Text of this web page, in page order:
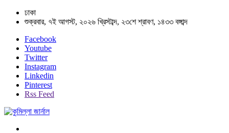
ঢাকা
শুক্রবার, ৭ই আগস্ট, ২০২৬ খ্রিস্টাব্দ, ২৩শে শ্রাবণ, ১৪৩৩ বঙ্গাব্দ
Facebook
Youtube
Twitter
Instagram
Linkedin
Pinterest
Rss Feed